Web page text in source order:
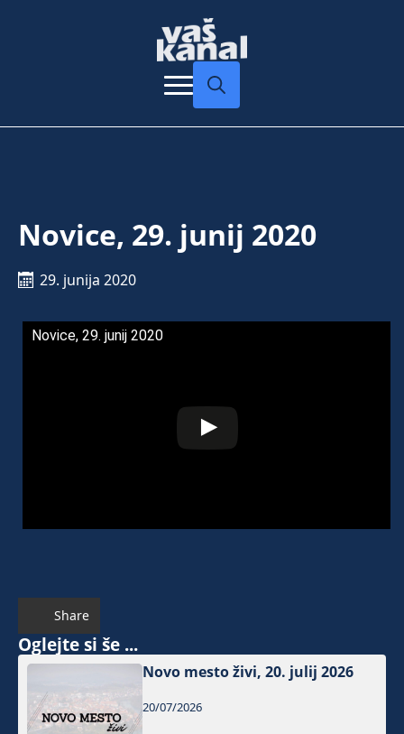
Novice, 29. junij 2020
29. junija 2020
Novice, 29. junij 2020
Share
Oglejte si še ...
Novo mesto živi, 20. julij 2026
20/07/2026